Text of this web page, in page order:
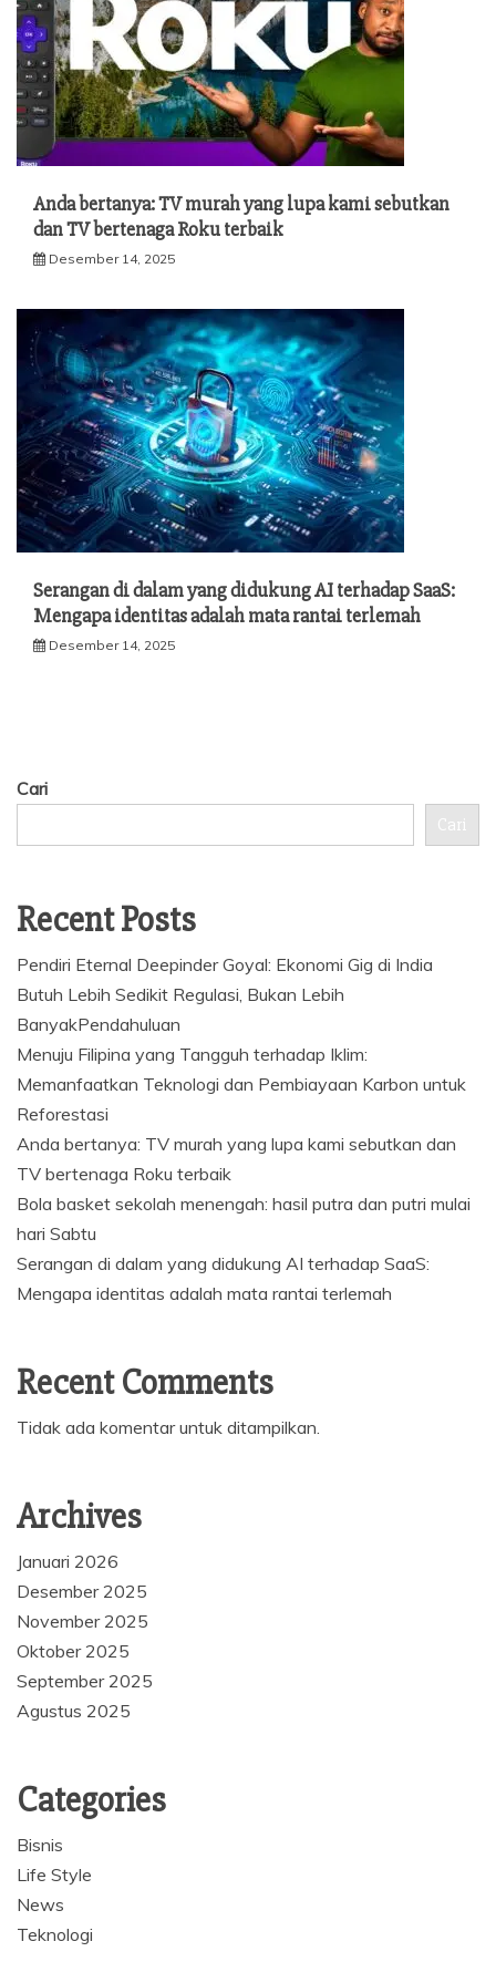
Anda bertanya: TV murah yang lupa kami sebutkan
dan TV bertenaga Roku terbaik
Desember 14, 2025
Serangan di dalam yang didukung AI terhadap SaaS:
Mengapa identitas adalah mata rantai terlemah
Desember 14, 2025
Cari
Cari
Recent Posts
Pendiri Eternal Deepinder Goyal: Ekonomi Gig di India
Butuh Lebih Sedikit Regulasi, Bukan Lebih
BanyakPendahuluan
Menuju Filipina yang Tangguh terhadap Iklim:
Memanfaatkan Teknologi dan Pembiayaan Karbon untuk
Reforestasi
Anda bertanya: TV murah yang lupa kami sebutkan dan
TV bertenaga Roku terbaik
Bola basket sekolah menengah: hasil putra dan putri mulai
hari Sabtu
Serangan di dalam yang didukung AI terhadap SaaS:
Mengapa identitas adalah mata rantai terlemah
Recent Comments
Tidak ada komentar untuk ditampilkan.
Archives
Januari 2026
Desember 2025
November 2025
Oktober 2025
September 2025
Agustus 2025
Categories
Bisnis
Life Style
News
Teknologi